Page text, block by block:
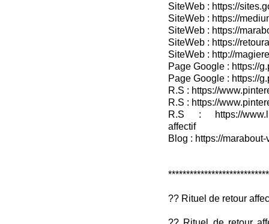
SiteWeb : https://
SiteWeb : https://
SiteWeb : https://
SiteWeb : https://
SiteWeb : http://
Page Google : https://
Page Google : https://
R.S : https://
R.S : https://
R.S : https://
affectif
Blog : https://
?? Rituel de retour